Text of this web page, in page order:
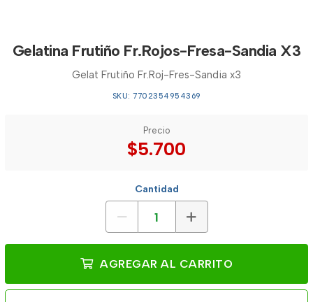
Gelatina Frutiño Fr.Rojos-Fresa-Sandia X3
Gelat Frutiño Fr.Roj-Fres-Sandia x3
SKU: 7702354954369
Precio
$5.700
Cantidad
AGREGAR AL CARRITO